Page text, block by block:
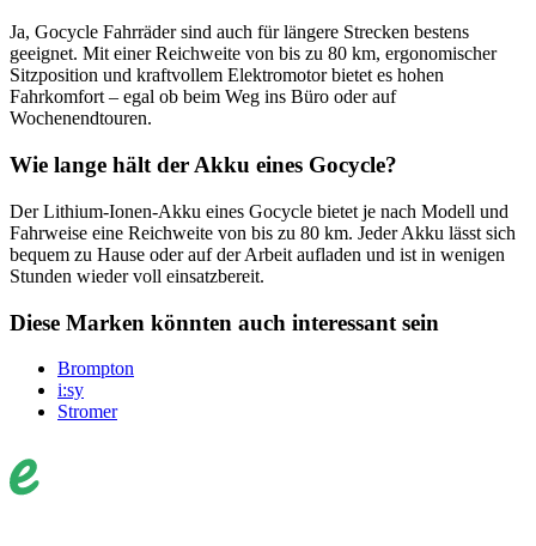
Ja, Gocycle Fahrräder sind auch für längere Strecken bestens
geeignet. Mit einer Reichweite von bis zu 80 km, ergonomischer
Sitzposition und kraftvollem Elektromotor bietet es hohen
Fahrkomfort – egal ob beim Weg ins Büro oder auf
Wochenendtouren.
Wie lange hält der Akku eines Gocycle?
Der Lithium-Ionen-Akku eines Gocycle bietet je nach Modell und
Fahrweise eine Reichweite von bis zu 80 km. Jeder Akku lässt sich
bequem zu Hause oder auf der Arbeit aufladen und ist in wenigen
Stunden wieder voll einsatzbereit.
Diese Marken könnten auch interessant sein
Brompton
i:sy
Stromer